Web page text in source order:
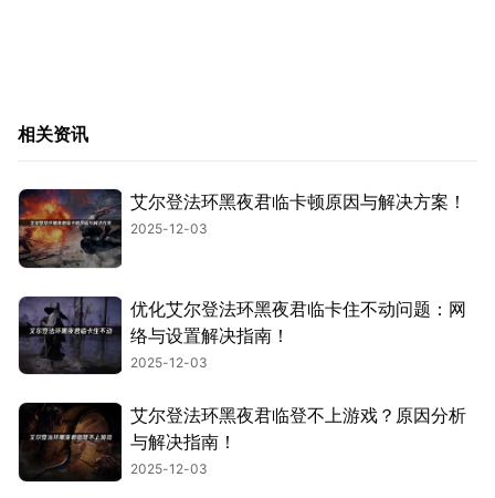
相关资讯
艾尔登法环黑夜君临卡顿原因与解决方案！
2025-12-03
优化艾尔登法环黑夜君临卡住不动问题：网
络与设置解决指南！
2025-12-03
艾尔登法环黑夜君临登不上游戏？原因分析
与解决指南！
2025-12-03